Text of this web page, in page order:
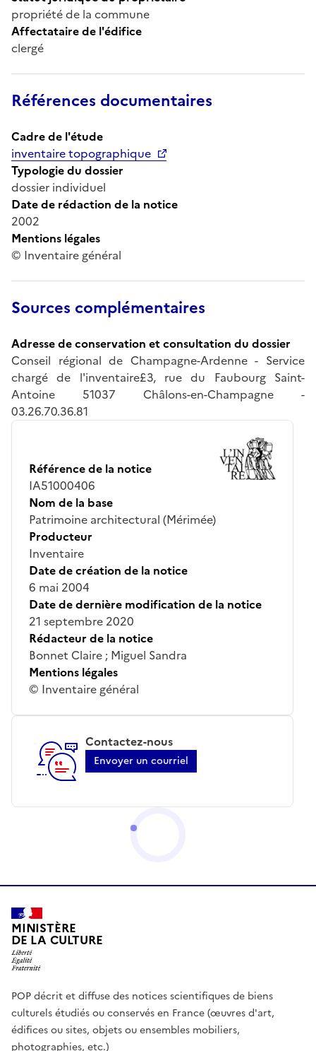
propriété de la commune
Affectataire de l'édifice
clergé
Références documentaires
Cadre de l'étude
inventaire topographique
Typologie du dossier
dossier individuel
Date de rédaction de la notice
2002
Mentions légales
© Inventaire général
Sources complémentaires
Adresse de conservation et consultation du dossier
Conseil régional de Champagne-Ardenne - Service
chargé de l'inventaire£3, rue du Faubourg Saint-
Antoine 51037 Châlons-en-Champagne -
03.26.70.36.81
Référence de la notice
IA51000406
Nom de la base
Patrimoine architectural (Mérimée)
Producteur
Inventaire
Date de création de la notice
6 mai 2004
Date de dernière modification de la notice
21 septembre 2020
Rédacteur de la notice
Bonnet Claire ; Miguel Sandra
Mentions légales
© Inventaire général
Contactez-nous
Envoyer un courriel
MINISTÈRE
DE LA CULTURE
POP décrit et diffuse des notices scientifiques de biens
culturels étudiés ou conservés en France (œuvres d'art,
édifices ou sites, objets ou ensembles mobiliers,
photographies, etc.)